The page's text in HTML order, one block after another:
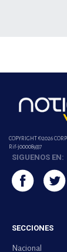
COPYRIGHT ©2026
Rif-j000089337
SIGUENOS EN:
SECCIONES
Nacional